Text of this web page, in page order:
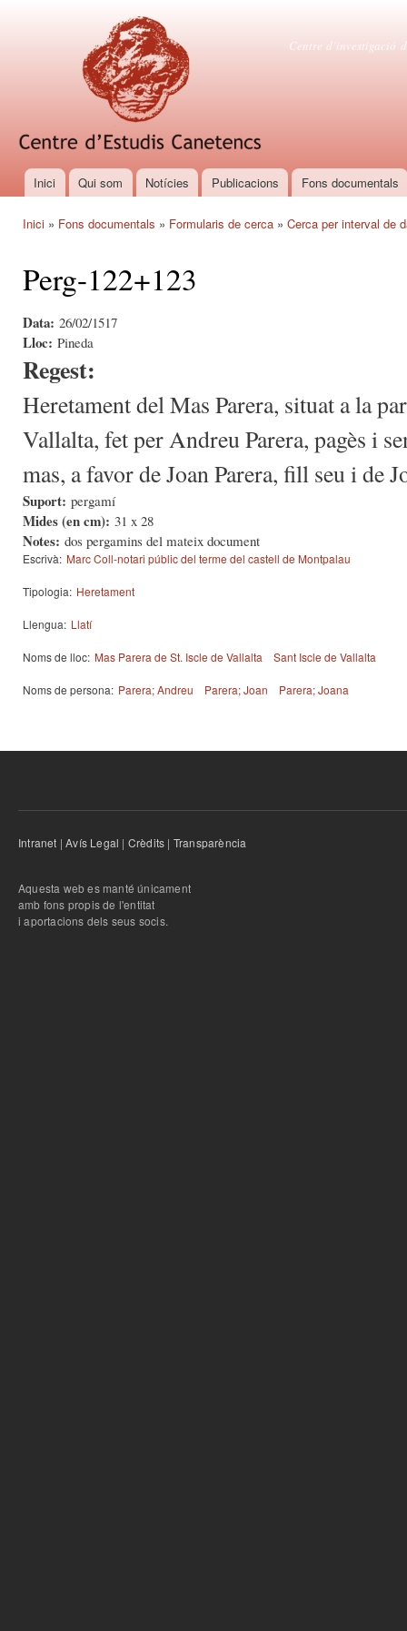
Centre
Centre
Menú principal
Inici Qui som Notícies Publicacions Fons documentals
Inici » Fons documentals » Formularis de cerca » Cerca per interval de
Perg-122+123
Data: 26/02/1517
Lloc: Pineda
Regest:
Heretament del Mas Parera, situat a la
Vallalta, fet per Andreu Parera, pagès i
mas, a favor de Joan Parera, fill seu i de
Suport: pergamí
Mides (en cm): 31 x 28
Notes: dos pergamins del mateix document
Escrivà: Marc Coll-notari públic del terme del castell de Montpalau
Tipologia: Heretament
Llengua: Llatí
Noms de lloc: Mas Parera de St. Iscle de Vallalta Sant Iscle de Vallalta
Noms de persona: Parera; Andreu Parera; Joan Parera; Joana
Intranet |Avís Legal | Crèdits | Transparència
Aquesta web es manté únicament
amb fons propis de l'entitat
i aportacions dels seus socis.